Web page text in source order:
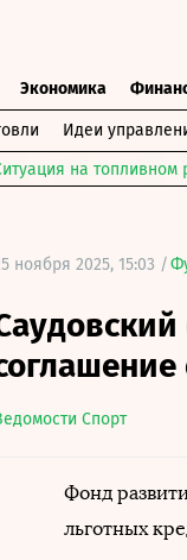
Экономика
Идеи
на
ноября 2025, 15:03 /
Спорт
Фонд
льготных